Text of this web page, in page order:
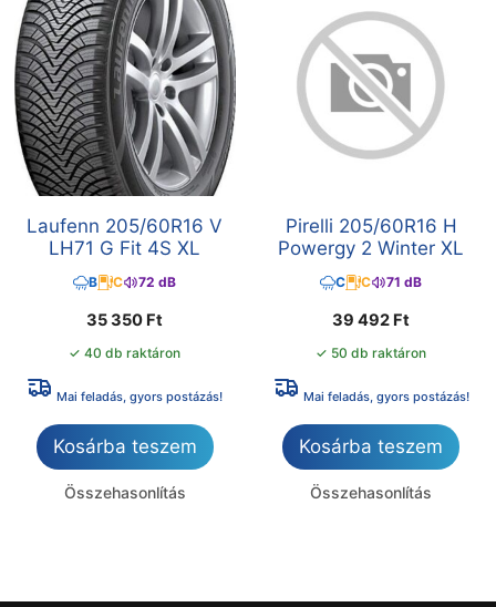
Laufenn 205/60R16 V
LH71 G Fit 4S XL
B C 72 dB
35 350 Ft
✓ 40 db raktáron
Mai feladás, gyors postázás!
Kosárba teszem
Összehasonlítás
Pirelli 205/60R16 H
Powergy 2 Winter XL
C C 71 dB
39 492 Ft
✓ 50 db raktáron
Mai feladás, gyors postázás!
Kosárba teszem
Összehasonlítás